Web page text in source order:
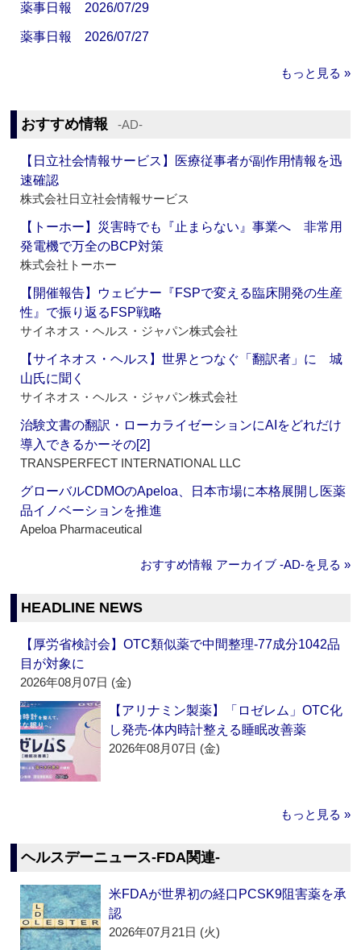
薬事日報 2026/07/29
薬事日報 2026/07/27
もっと見る »
おすすめ情報 ‐AD‐
【日立社会情報サービス】医療従事者が副作用情報を迅
速確認
株式会社日立社会情報サービス
【トーホー】災害時でも『止まらない』事業へ 非常用
発電機で万全のBCP対策
株式会社トーホー
【開催報告】ウェビナー『FSPで変える臨床開発の生産
性』で振り返るFSP戦略
サイネオス・ヘルス・ジャパン株式会社
【サイネオス・ヘルス】世界とつなぐ「翻訳者」に 城
山氏に聞く
サイネオス・ヘルス・ジャパン株式会社
治験文書の翻訳・ローカライゼーションにAIをどれだけ
導入できるかーその[2]
TRANSPERFECT INTERNATIONAL LLC
グローバルCDMOのApeloa、日本市場に本格展開し医薬
品イノベーションを推進
Apeloa Pharmaceutical
おすすめ情報 アーカイブ ‐AD‐を見る »
HEADLINE NEWS
【厚労省検討会】OTC類似薬で中間整理‐77成分1042品
目が対象に
2026年08月07日 (金)
【アリナミン製薬】「ロゼレム」OTC化
し発売‐体内時計整える睡眠改善薬
2026年08月07日 (金)
もっと見る »
ヘルスデーニュース‐FDA関連‐
米FDAが世界初の経口PCSK9阻害薬を承
認
2026年07月21日 (火)